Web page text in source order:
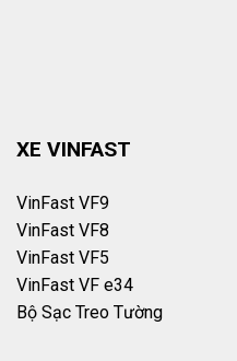
XE VINFAST
VinFast VF9
VinFast VF8
VinFast VF5
VinFast VF e34
Bộ Sạc Treo Tường